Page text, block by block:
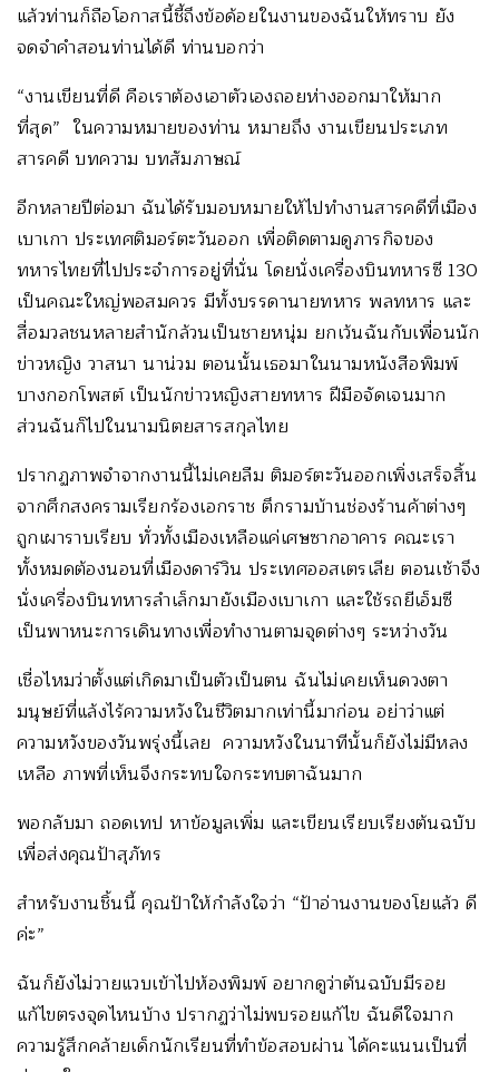
แล้วท่านก็ถือโอกาสนี้ชี้ถึงข้อด้อยในงานของฉันให้ทราบ ยัง
จดจำคำสอนท่านได้ดี ท่านบอกว่า
“งานเขียนที่ดี คือเราต้องเอาตัวเองถอยห่างออกมาให้มาก
ที่สุด” ในความหมายของท่าน หมายถึง งานเขียนประเภท
สารคดี บทความ บทสัมภาษณ์
อีกหลายปีต่อมา ฉันได้รับมอบหมายให้ไปทำงานสารคดีที่เมือง
เบาเกา ประเทศติมอร์ตะวันออก เพื่อติดตามดูภารกิจของ
ทหารไทยที่ไปประจำการอยู่ที่นั่น โดยนั่งเครื่องบินทหารซี 130
เป็นคณะใหญ่พอสมควร มีทั้งบรรดานายทหาร พลทหาร และ
สื่อมวลชนหลายสำนักล้วนเป็นชายหนุ่ม ยกเว้นฉันกับเพื่อนนัก
ข่าวหญิง วาสนา นาน่วม ตอนนั้นเธอมาในนามหนังสือพิมพ์
บางกอกโพสต์ เป็นนักข่าวหญิงสายทหาร ฝีมือจัดเจนมาก
ส่วนฉันก็ไปในนามนิตยสารสกุลไทย
ปรากฏภาพจำจากงานนี้ไม่เคยลืม ติมอร์ตะวันออกเพิ่งเสร็จสิ้น
จากศึกสงครามเรียกร้องเอกราช ตึกรามบ้านช่องร้านค้าต่างๆ
ถูกเผาราบเรียบ ทั่วทั้งเมืองเหลือแค่เศษซากอาคาร คณะเรา
ทั้งหมดต้องนอนที่เมืองดาร์วิน ประเทศออสเตรเลีย ตอนเช้าจึง
นั่งเครื่องบินทหารลำเล็กมายังเมืองเบาเกา และใช้รถยีเอ็มซี
เป็นพาหนะการเดินทางเพื่อทำงานตามจุดต่างๆ ระหว่างวัน
เชื่อไหมว่าตั้งแต่เกิดมาเป็นตัวเป็นตน ฉันไม่เคยเห็นดวงตา
มนุษย์ที่แล้งไร้ความหวังในชีวิตมากเท่านี้มาก่อน อย่าว่าแต่
ความหวังของวันพรุ่งนี้เลย ความหวังในนาทีนั้นก็ยังไม่มีหลง
เหลือ ภาพที่เห็นจึงกระทบใจกระทบตาฉันมาก
พอกลับมา ถอดเทป หาข้อมูลเพิ่ม และเขียนเรียบเรียงต้นฉบับ
เพื่อส่งคุณป้าสุภัทร
สำหรับงานชิ้นนี้ คุณป้าให้กำลังใจว่า “ป้าอ่านงานของโยแล้ว ดี
ค่ะ”
ฉันก็ยังไม่วายแวบเข้าไปห้องพิมพ์ อยากดูว่าต้นฉบับมีรอย
แก้ไขตรงจุดไหนบ้าง ปรากฏว่าไม่พบรอยแก้ไข ฉันดีใจมาก
ความรู้สึกคล้ายเด็กนักเรียนที่ทำข้อสอบผ่าน ได้คะแนนเป็นที่